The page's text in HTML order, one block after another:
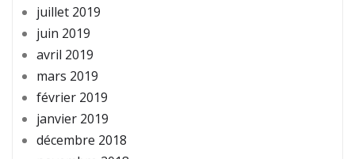
juillet 2019
juin 2019
avril 2019
mars 2019
février 2019
janvier 2019
décembre 2018